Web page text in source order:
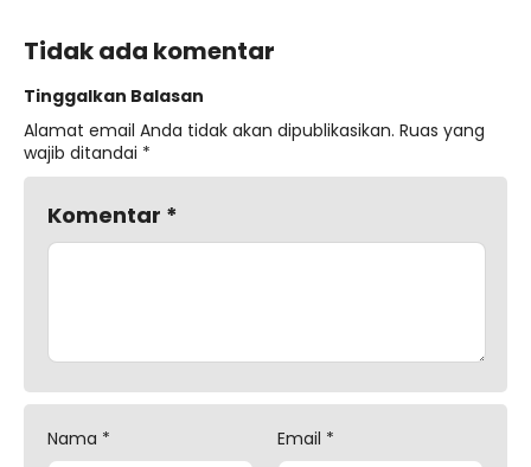
Tidak ada komentar
Tinggalkan Balasan
Alamat email Anda tidak akan dipublikasikan. Ruas yang
wajib ditandai *
Komentar *
Nama * Email *